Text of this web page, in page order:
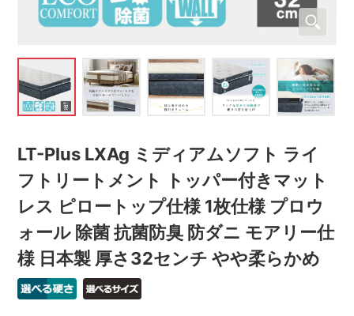
LT-Plus LXAg ミディアムソフト ライ
フトリートメント トッパー付きマット
レス ピロートップ仕様 1枚仕様 プロウ
ォール 除菌 抗菌防臭 防ダニ モアリー仕
様 日本製 厚さ32センチ やや柔らかめ